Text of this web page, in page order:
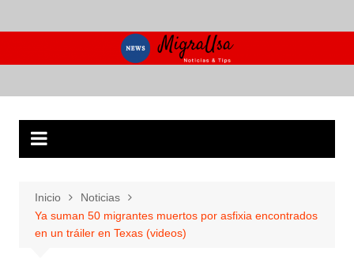
al
Inicio
Noticias
Ya suman 50 migrantes muertos por asfixia encontrados
en un tráiler en Texas (videos)